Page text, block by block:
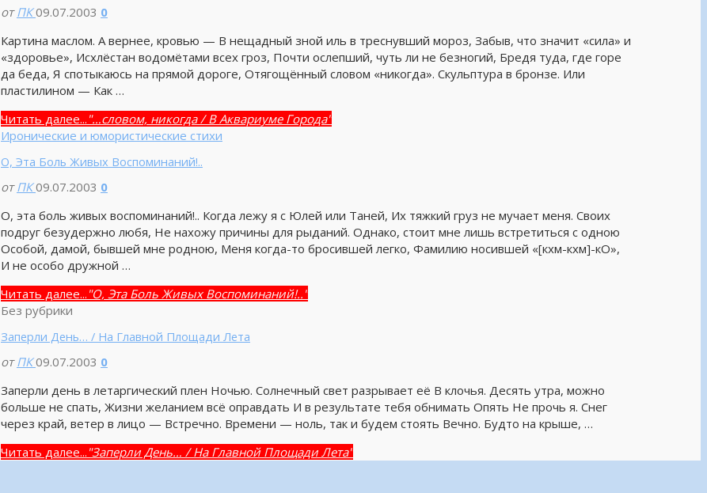
от ПК 09.07.2003 0
Картина маслом. А вернее, кровью — В нещадный зной иль в треснувший мороз, Забыв, что значит «сила» и
«здоровье», Исхлёстан водомётами всех гроз, Почти ослепший, чуть ли не безногий, Бредя туда, где горе
да беда, Я спотыкаюсь на прямой дороге, Отягощённый словом «никогда». Скульптура в бронзе. Или
пластилином — Как …
Читать далее... "…словом, никогда / В Аквариуме Города"
Иронические и юмористические стихи
О, Эта Боль Живых Воспоминаний!..
от ПК 09.07.2003 0
О, эта боль живых воспоминаний!.. Когда лежу я с Юлей или Таней, Их тяжкий груз не мучает меня. Своих
подруг безудержно любя, Не нахожу причины для рыданий. Однако, стоит мне лишь встретиться с одною
Особой, дамой, бывшей мне родною, Меня когда-то бросившей легко, Фамилию носившей «[кхм-кхм]-кО»,
И не особо дружной …
Читать далее... "О, Эта Боль Живых Воспоминаний!.."
Без рубрики
Заперли День… / На Главной Площади Лета
от ПК 09.07.2003 0
Заперли день в летаргический плен Ночью. Солнечный свет разрывает её В клочья. Десять утра, можно
больше не спать, Жизни желанием всё оправдать И в результате тебя обнимать Опять Не прочь я. Снег
через край, ветер в лицо — Встречно. Времени — ноль, так и будем стоять Вечно. Будто на крыше, …
Читать далее... "Заперли День… / На Главной Площади Лета"